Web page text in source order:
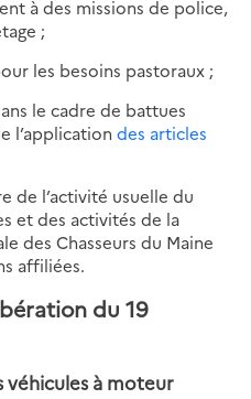
à des missions de police,
;
les besoins pastoraux ;
le cadre de battues
l’application des articles
de l’activité usuelle du
et des activités de la
des Chasseurs du Maine
affiliées.
du 19
véhicules à moteur